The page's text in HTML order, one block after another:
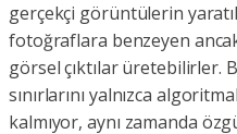
gerçekçi görüntülerin
fotoğraflara benzeyen
görsel çıktılar üretebilirler.
sınırlarını yalnızca
kalmıyor, aynı zamanda